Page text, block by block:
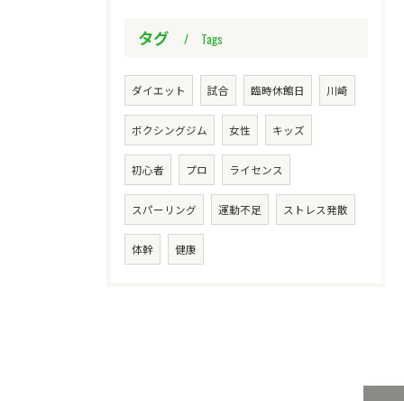
タグ Tags
ダイエット 試合 臨時休館日 川崎
ボクシングジム 女性 キッズ
初心者 プロ ライセンス
スパーリング 運動不足 ストレス発散
体幹 健康